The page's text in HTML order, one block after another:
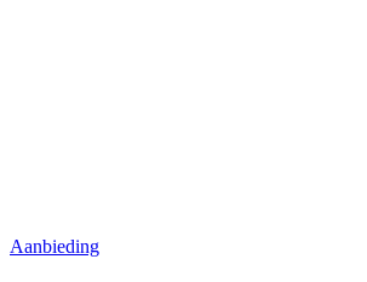
Aanbieding